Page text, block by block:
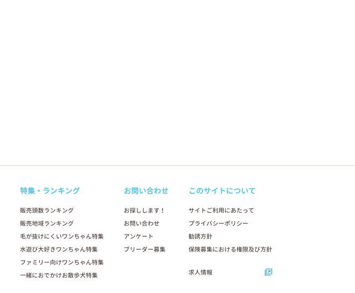
特集・ランキング
販売頭数ランキング
販売地域ランキング
毛が抜けにくいワンちゃん特集
水遊び大好きワンちゃん特集
ファミリー向けワンちゃん特集
一緒におでかけお散歩犬特集
お問い合わせ
お探しします！
お問い合わせ
アンケート
ブリーダー募集
このサイトについて
サイトご利用にあたって
プライバシーポリシー
勧誘方針
保険募集における権限及び方針
求人情報